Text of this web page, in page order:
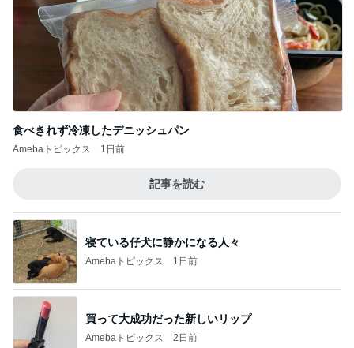
食べきれず冷凍したデニッシュパン
Amebaトピックス 1日前
記事を読む
寝ている仔犬に静かになる人々
Amebaトピックス 1日前
買って大成功だった新しいリップ
Amebaトピックス 2日前